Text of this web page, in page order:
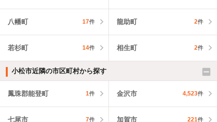
八幡町 17件 龍助町 2件
若杉町 14件 相生町 2件
小松市近隣の市区町村から探す
鳳珠郡能登町 1件 金沢市 4,523件
七尾市 7件 加賀市 221件